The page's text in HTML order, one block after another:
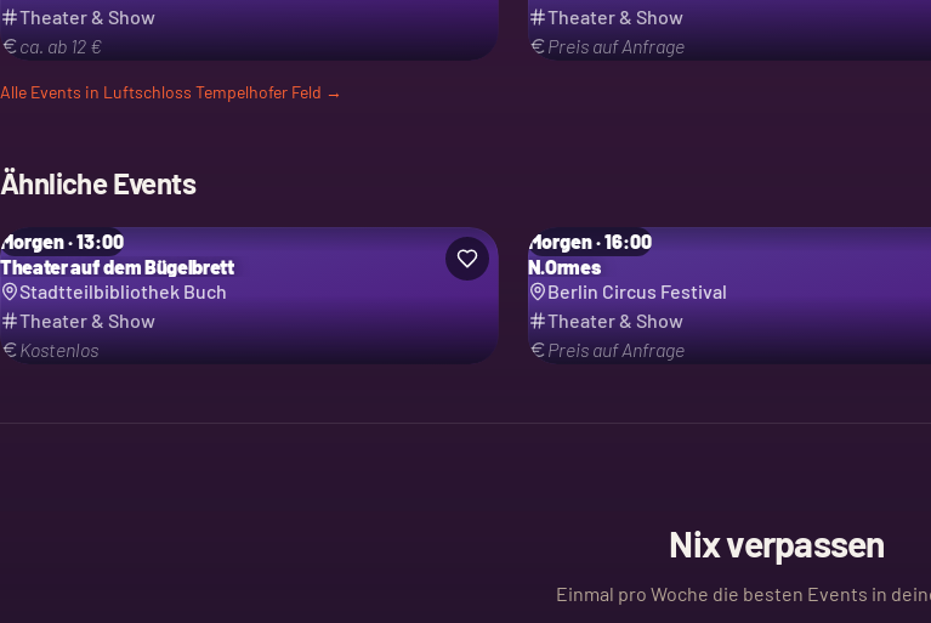
Theater & Show
ca. ab 12 €
Theater & Show
Preis auf Anfrage
Alle Events in Luftschloss Tempelhofer Feld →
Ähnliche Events
Morgen · 13:00
Theater auf dem Bügelbrett
Stadtteilbibliothek Buch
Theater & Show
Kostenlos
Morgen · 16:00
N.Ormes
Berlin Circus Festival
Theater & Show
Preis auf Anfrage
Nix verpassen
Einmal pro Woche die besten Events in